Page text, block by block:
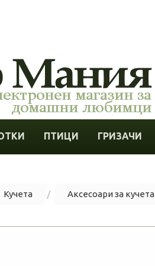
ПТИЦИ ГРИЗАЧИ
Кучета Аксесоари за кучета